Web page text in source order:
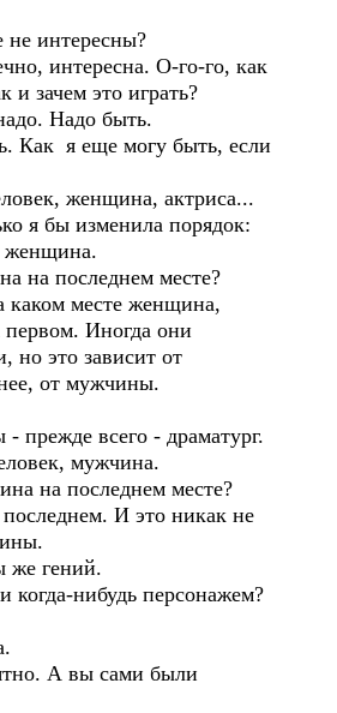
интересны?
интересна. О-го-го, как
и зачем это играть?
Надо быть.
Как я еще могу быть, если
женщина, актриса...
я бы изменила порядок:
женщина.
на последнем месте?
месте женщина,
первом. Иногда они
но это зависит от
от мужчины.
всего - драматург.
мужчина.
на последнем месте?
И это никак не
гений.
нибудь персонажем?
А вы сами были